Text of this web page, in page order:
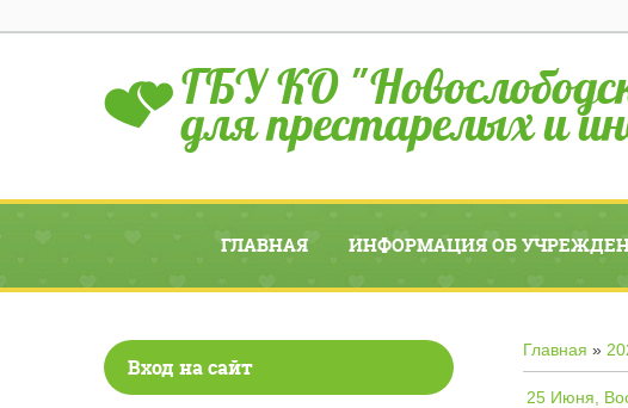
ГБУ КО
для престарелых и
ГЛАВНАЯ ИНФОРМАЦИЯ ОБ
Главная »
25 Июня,
Вход на сайт